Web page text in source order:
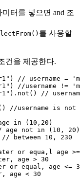
터를 넣으면 and 조
를 사용할
건을 제공한다.
" )
// username =
" )
//username !=
" ) . not ()
//
//username is
in (10,20)
age not in (10, 20)
// between 10, 230
or equa,l age
age > 30
or equal, age <=
age < 30